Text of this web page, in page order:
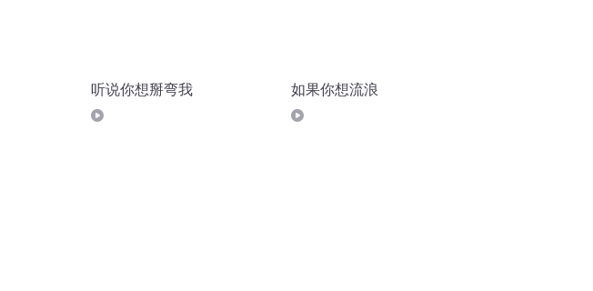
听说你想掰弯我 如果你想流浪